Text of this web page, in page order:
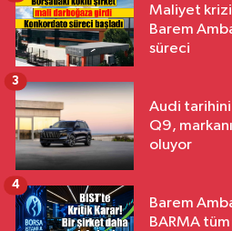
Maliyet
Barem
süreci
Audi
Q9,
oluyor
3
Barem
BARMA
4